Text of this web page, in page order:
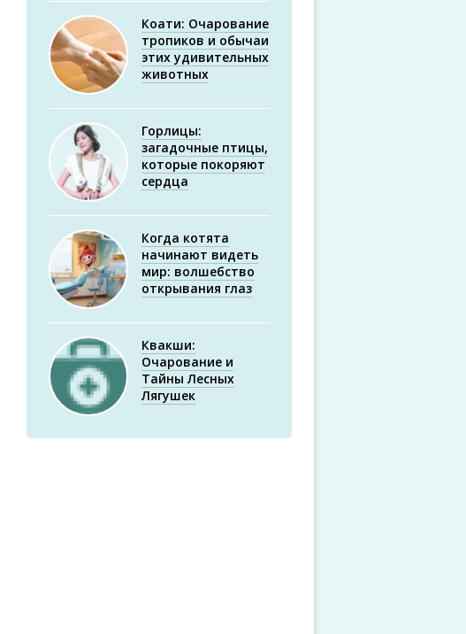
Коати: Очарование
тропиков и обычаи
этих удивительных
животных
Горлицы:
загадочные птицы,
которые покоряют
сердца
Когда котята
начинают видеть
мир: волшебство
открывания глаз
Квакши:
Очарование и
Тайны Лесных
Лягушек